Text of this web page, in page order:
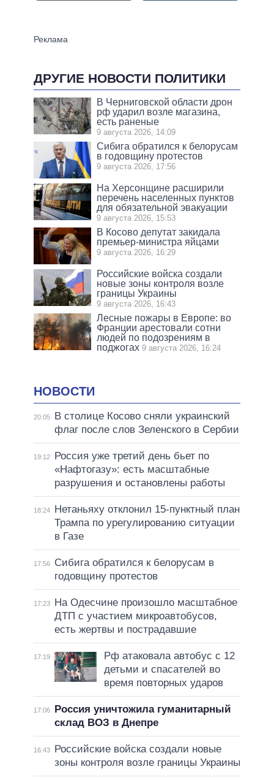
ДРУГИЕ НОВОСТИ ПОЛИТИКИ
В Черниговской области дрон
рф ударил возле магазина,
есть раненые
9 августа 2026, 14:09
Сибига обратился к белорусам
в годовщину протестов
9 августа 2026, 17:56
На Херсонщине расширили
перечень населенных пунктов
для обязательной эвакуации
9 августа 2026, 15:53
В Косово депутат закидала
премьер-министра яйцами
9 августа 2026, 16:29
Российские войска создали
новые зоны контроля возле
границы Украины
9 августа 2026, 16:43
Лесные пожары в Европе: во
Франции арестовали сотни
людей по подозрениям в
поджогах 9 августа 2026, 16:24
НОВОСТИ
20:05
В столице Косово сняли украинский
флаг после слов Зеленского в Сербии
19:12
Россия уже третий день бьет по
«Нафтогазу»: есть масштабные
разрушения и остановлены работы
18:24
Нетаньяху отклонил 15-пунктный план
Трампа по урегулированию ситуации
в Газе
17:56
Сибига обратился к белорусам в
годовщину протестов
17:23
На Одесчине произошло масштабное
ДТП с участием микроавтобусов,
есть жертвы и пострадавшие
17:19
Рф атаковала автобус с 12
детьми и спасателей во
время повторных ударов
17:06
Россия уничтожила гуманитарный
склад ВОЗ в Днепре
16:43
Российские войска создали новые
зоны контроля возле границы Украины